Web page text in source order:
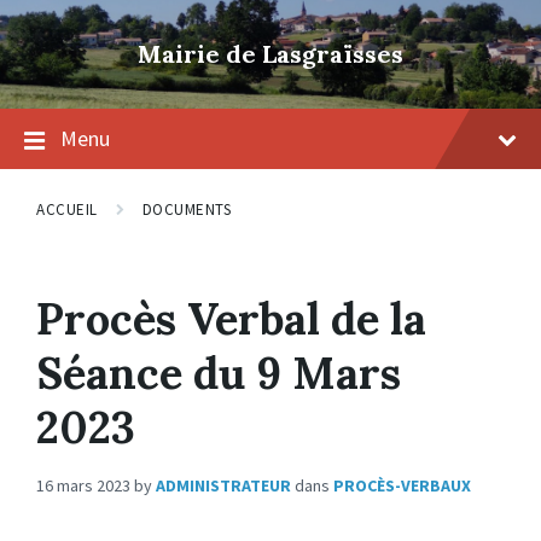
Skip
to
content
Skip
to
main
navigation
Skip
to
footer
Mairie de Lasgraïsses
Menu
ACCUEIL DOCUMENTS
Procès Verbal de la
Séance du 9 Mars
2023
16 mars 2023 byADMINISTRATEURdans PROCÈS-VERBAUX